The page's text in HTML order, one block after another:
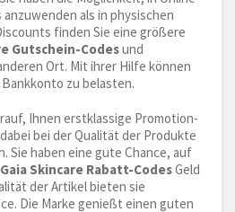
als in physischen
finden Sie eine größere
Gutschein-Codesund
Ort. Mit ihrer Hilfe können
zu belasten.
Ihnen erstklassige Promotion-
bei der Qualität der Produkte
Sie haben eine gute Chance, auf
Gaia Skincare Rabatt-CodesGeld
der Artikel bieten sie
Die Marke genießt einen guten